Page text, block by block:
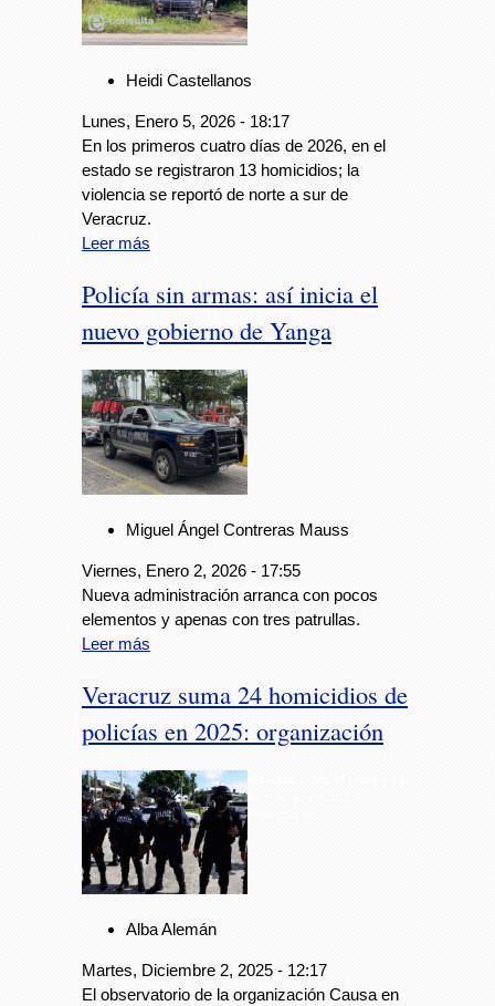
Heidi Castellanos
Lunes, Enero 5, 2026 - 18:17
En los primeros cuatro días de 2026, en el
estado se registraron 13 homicidios; la
violencia se reportó de norte a sur de
Veracruz.
Leer más
Policía sin armas: así inicia el
nuevo gobierno de Yanga
Miguel Ángel Contreras Mauss
Viernes, Enero 2, 2026 - 17:55
Nueva administración arranca con pocos
elementos y apenas con tres patrullas.
Leer más
Veracruz suma 24 homicidios de
policías en 2025: organización
Alba Alemán
Martes, Diciembre 2, 2025 - 12:17
El observatorio de la organización Causa en